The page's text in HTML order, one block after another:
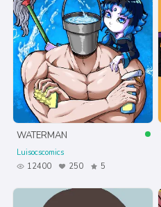
WATERMAN
Luisocscomics
12400
250 5